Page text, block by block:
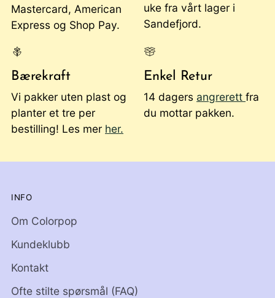
Mastercard, American
Express og Shop Pay.
uke fra vårt lager i
Sandefjord.
Bærekraft
Vi pakker uten plast og
planter et tre per
bestilling! Les mer her.
Enkel Retur
14 dagers angrerett fra
du mottar pakken.
INFO
Om Colorpop
Kundeklubb
Kontakt
Ofte stilte spørsmål (FAQ)